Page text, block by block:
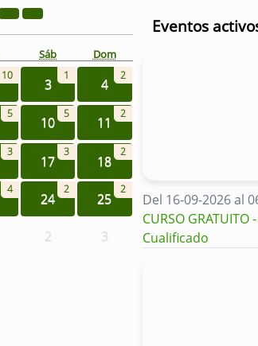
Sáb Dom
10
3
1
4
2
5
10
5
11
2
3
17
3
18
2
4
24
2
25
2
2 3
Eventos
Del 16-09-2026 al
CURSO
Cualificado